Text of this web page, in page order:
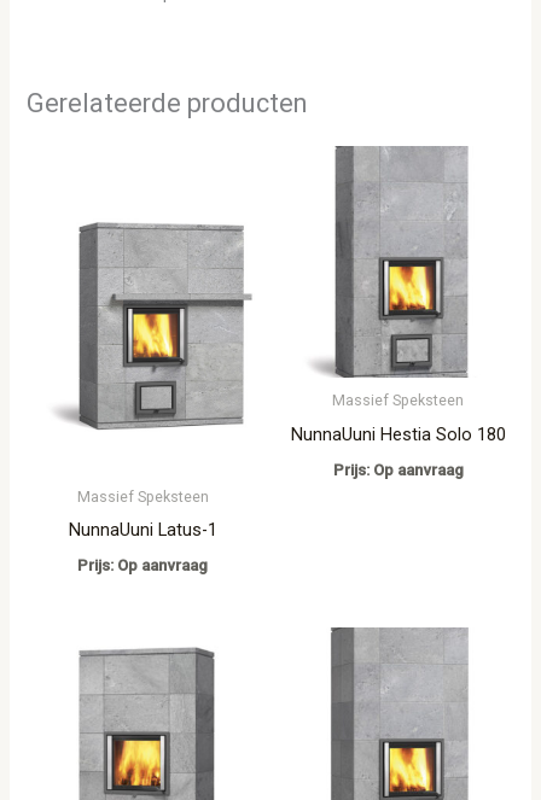
Gerelateerde producten
Massief Speksteen
NunnaUuni Latus-1
Prijs: Op aanvraag
Massief Speksteen
NunnaUuni Hestia Solo 180
Prijs: Op aanvraag